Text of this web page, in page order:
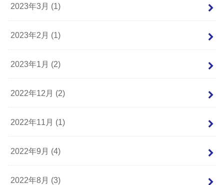
2023年3月 (1)
2023年2月 (1)
2023年1月 (2)
2022年12月 (2)
2022年11月 (1)
2022年9月 (4)
2022年8月 (3)